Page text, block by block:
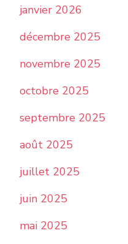
janvier 2026
décembre 2025
novembre 2025
octobre 2025
septembre 2025
août 2025
juillet 2025
juin 2025
mai 2025